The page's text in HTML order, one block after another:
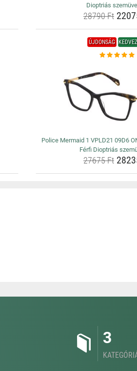
Dioptriás
28790 Ft
ÚJDONSÁG
Police Mermaid 1 VPLD21 09D6
Férfi Dioptriás
27675 Ft
3